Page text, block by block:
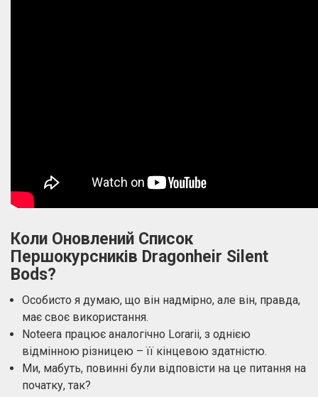
Коли Оновлений Список
Першокурсників Dragonheir Silent
Bods?
Особисто я думаю, що він надмірно, але він, правда,
має своє використання.
Noteera працює аналогічно Lorarii, з однією
відмінною різницею – її кінцевою здатністю.
Ми, мабуть, повинні були відповісти на це питання на
початку, так?